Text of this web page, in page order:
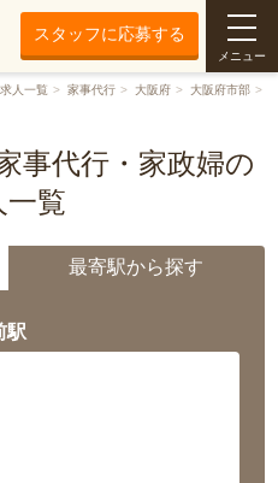
スタッフに応募する
メニュー
人一覧 家事代行 大阪府
大阪府市部
事代行・家政婦の
一覧
最寄駅から探す
駅